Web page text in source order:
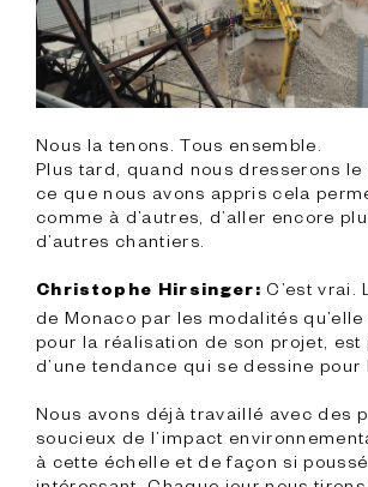
Nous la tenons. Tous ensemble.
Plus tard, quand nous dresserons
ce que nous avons appris cela
comme à d’autres, d’aller encore
d’autres chantiers.
Christophe Hirsinger: C’est vrai.
de Monaco par les modalités
pour la réalisation de son projet, est
d’une tendance qui se dessine pour
Nous avons déjà travaillé avec des
soucieux de l’impact
à cette échelle et de façon si